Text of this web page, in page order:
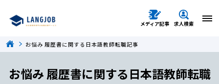
メディア記事 求人検索
お悩み 履歴書に関する日本語教師転職記事
お悩み 履歴書に関する日本語教師転職